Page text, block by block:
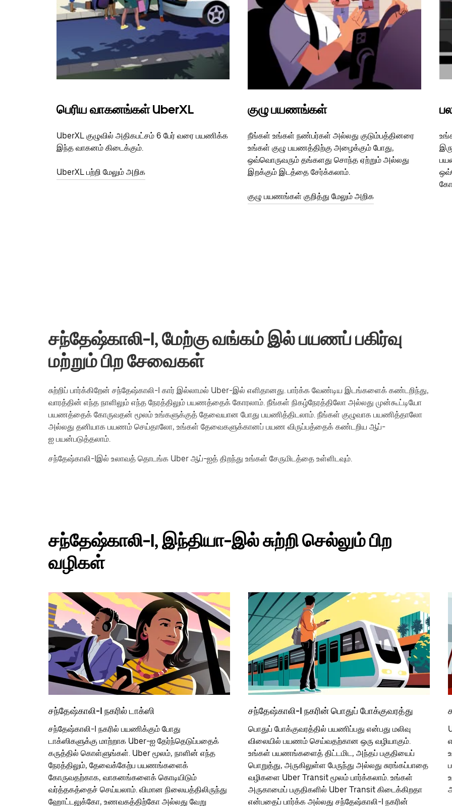
பெரிய வாகனங்கள் UberXL
UberXL குழுவில் அதிகபட்சம் 6 பேர் வரை பயணிக்க
இந்த வாகனம் கிடைக்கும்.
UberXL பற்றி மேலும் அறிக
குழு பயணங்கள்
நீங்கள் உங்கள் நண்பர்கள் அல்லது குடும்பத்தினரை
உங்கள் குழு பயணத்திற்கு அழைக்கும் போது,
ஒவ்வொருவரும் தங்களது சொந்த ஏற்றும் அல்லது
இறக்கும் இடத்தை சேர்க்கலாம்.
குழு பயணங்கள் குறித்து மேலும் அறிக
சந்தேஷ்காலி-I, மேற்கு வங்கம் இல் பயணப் பகிர்வு
மற்றும் பிற சேவைகள்
சுற்றிப் பார்க்கிறேன் சந்தேஷ்காலி-I கார் இல்லாமல் Uber-இல் எளிதானது. பார்க்க வேண்டிய இடங்களைக் கண்டறிந்து,
வாரத்தின் எந்த நாளிலும் எந்த நேரத்திலும் பயணத்தைக் கோரலாம். நீங்கள் நிகழ்நேரத்திலோ அல்லது முன்கூட்டியோ
பயணத்தைக் கோருவதன் மூலம் உங்களுக்குத் தேவையான போது பயணித்திடலாம். நீங்கள் குழுவாக பயணித்தாலோ
அல்லது தனியாக பயணம் செய்தாலோ, உங்கள் தேவைகளுக்கானப் பயண விருப்பத்தைக் கண்டறிய ஆப்-
ஐ பயன்படுத்தலாம்.
சந்தேஷ்காலி-Iஇல் உலாவத் தொடங்க Uber ஆப்-ஐத் திறந்து உங்கள் சேருமிடத்தை உள்ளிடவும்.
சந்தேஷ்காலி-I, இந்தியா-இல் சுற்றி செல்லும் பிற
வழிகள்
சந்தேஷ்காலி-I நகரில் டாக்ஸி
சந்தேஷ்காலி-I நகரில் பயணிக்கும் போது
டாக்ஸிகளுக்கு மாற்றாக Uber-ஐ தேர்ந்தெடுப்பதைக்
கருத்தில் கொள்ளுங்கள். Uber மூலம், நாளின் எந்த
நேரத்திலும், தேவைக்கேற்ப பயணங்களைக்
கோருவதற்காக, வாகனங்களைக் கொடியிடும்
வர்த்தகத்தைச் செய்யலாம். விமான நிலையத்திலிருந்து
ஹோட்டலுக்கோ, உணவகத்திற்கோ அல்லது வேறு
சந்தேஷ்காலி-I நகரின் பொதுப் போக்குவரத்து
பொதுப் போக்குவரத்தில் பயணிப்பது என்பது மலிவு
விலையில் பயணம் செய்வதற்கான ஒரு வழியாகும்.
உங்கள் பயணங்களைத் திட்டமிட, அந்தப் பகுதியைப்
பொறுத்து, அருகிலுள்ள பேருந்து அல்லது சுரங்கப்பாதை
வழிகளை Uber Transit மூலம் பார்க்கலாம். உங்கள்
அருகாமைப் பகுதிகளில் Uber Transit கிடைக்கிறதா
என்பதைப் பார்க்க அல்லது சந்தேஷ்காலி-I நகரின்